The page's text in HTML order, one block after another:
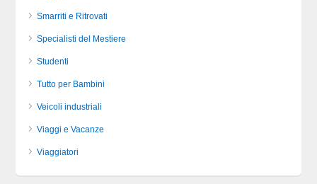
Smarriti e Ritrovati
Specialisti del Mestiere
Studenti
Tutto per Bambini
Veicoli industriali
Viaggi e Vacanze
Viaggiatori